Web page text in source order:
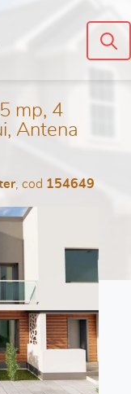
mp, 4
Antena
, cod 154649